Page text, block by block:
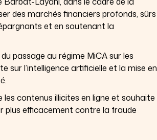
des marchés financiers profonds, sûrs
et en soutenant la
passage au régime MiCA sur les
sur l’intelligence artificielle et la mise en
contenus illicites en ligne et souhaite
plus efficacement contre la fraude